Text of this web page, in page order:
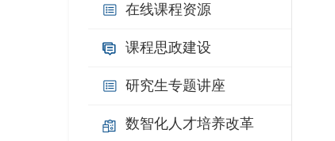
在线课程资源
课程思政建设
研究生专题讲座
数智化人才培养改革